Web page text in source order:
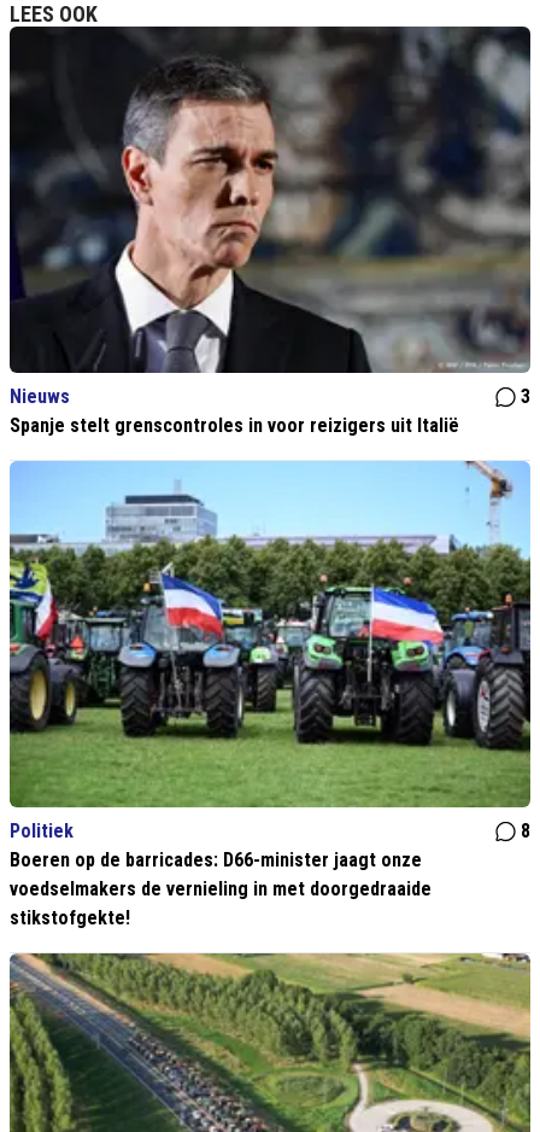
LEES OOK
Nieuws
3
Spanje stelt grenscontroles in voor reizigers uit Italië
Politiek
8
Boeren op de barricades: D66-minister jaagt onze
voedselmakers de vernieling in met doorgedraaide
stikstofgekte!